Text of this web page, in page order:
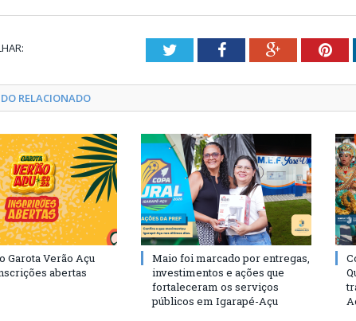
TwitterFacebookGoogle+
RELACIONADO
Garota Verão Açu
abertas
Maio foi marcado por entregas,
investimentos e ações que
fortaleceram os serviços
públicos em Igarapé-Açu